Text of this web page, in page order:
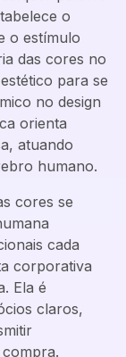
o
o estímulo
das cores no
para se
no design
orienta
atuando
humano.
cores se
cada
corporativa
Ela é
claros,